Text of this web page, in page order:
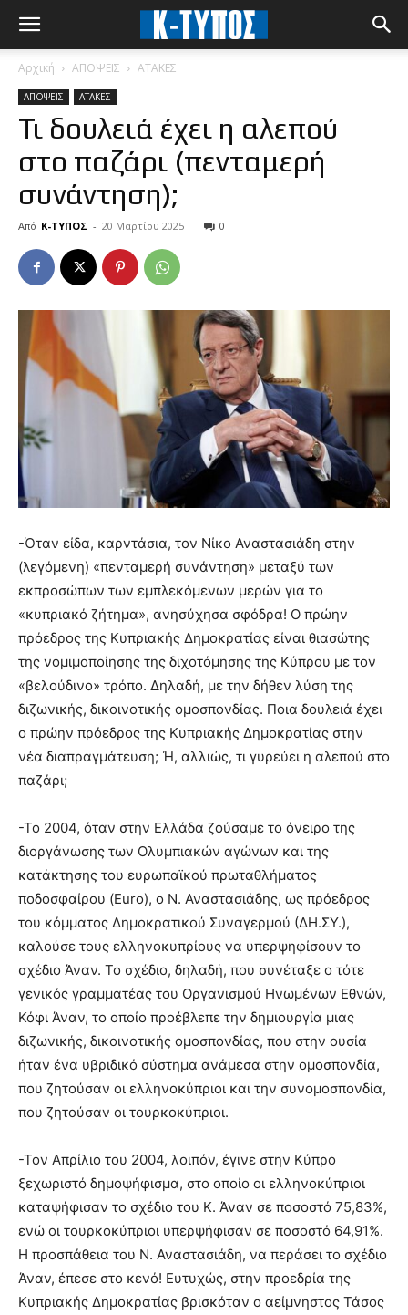
Αρχική ΑΠΟΨΕΙΣ ΑΤΑΚΕΣ
ΑΠΟΨΕΙΣ ΑΤΑΚΕΣ
Τι δουλειά έχει η αλεπού
στο παζάρι (πενταμερή
συνάντηση);
Από Κ-ΤΥΠΟΣ - 20 Μαρτίου 2025 0
-Όταν είδα, καρντάσια, τον Νίκο Αναστασιάδη στην
(λεγόμενη) «πενταμερή συνάντηση» μεταξύ των
εκπροσώπων των εμπλεκόμενων μερών για το
«κυπριακό ζήτημα», ανησύχησα σφόδρα! Ο πρώην
πρόεδρος της Κυπριακής Δημοκρατίας είναι θιασώτης
της νομιμοποίησης της διχοτόμησης της Κύπρου με τον
«βελούδινο» τρόπο. Δηλαδή, με την δήθεν λύση της
διζωνικής, δικοινοτικής ομοσπονδίας. Ποια δουλειά έχει
ο πρώην πρόεδρος της Κυπριακής Δημοκρατίας στην
νέα διαπραγμάτευση; Ή, αλλιώς, τι γυρεύει η αλεπού στο
παζάρι;
-Το 2004, όταν στην Ελλάδα ζούσαμε το όνειρο της
διοργάνωσης των Ολυμπιακών αγώνων και της
κατάκτησης του ευρωπαϊκού πρωταθλήματος
ποδοσφαίρου (Euro), ο Ν. Αναστασιάδης, ως πρόεδρος
του κόμματος Δημοκρατικού Συναγερμού (ΔΗ.ΣΥ.),
καλούσε τους ελληνοκυπρίους να υπερψηφίσουν το
σχέδιο Άναν. Το σχέδιο, δηλαδή, που συνέταξε ο τότε
γενικός γραμματέας του Οργανισμού Ηνωμένων Εθνών,
Κόφι Άναν, το οποίο προέβλεπε την δημιουργία μιας
διζωνικής, δικοινοτικής ομοσπονδίας, που στην ουσία
ήταν ένα υβριδικό σύστημα ανάμεσα στην ομοσπονδία,
που ζητούσαν οι ελληνοκύπριοι και την συνομοσπονδία,
που ζητούσαν οι τουρκοκύπριοι.
-Τον Απρίλιο του 2004, λοιπόν, έγινε στην Κύπρο
ξεχωριστό δημοψήφισμα, στο οποίο οι ελληνοκύπριοι
καταψήφισαν το σχέδιο του Κ. Άναν σε ποσοστό 75,83%,
ενώ οι τουρκοκύπριοι υπερψήφισαν σε ποσοστό 64,91%.
Η προσπάθεια του Ν. Αναστασιάδη, να περάσει το σχέδιο
Άναν, έπεσε στο κενό! Ευτυχώς, στην προεδρία της
Κυπριακής Δημοκρατίας βρισκόταν ο αείμνηστος Τάσος